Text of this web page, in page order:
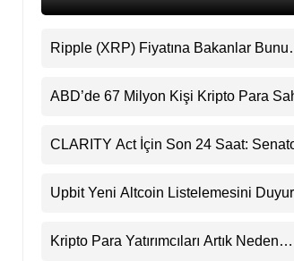
Ripple (XRP) Fiyatına Bakanlar Bunu
Uyarı
ABD’de 67 Milyon Kişi Kripto Para
CLARITY Act İçin Son 24 Saat:
Beklentisini Bozabilir
Upbit Yeni Altcoin Listelemesini
Görecek
Kripto Para Yatırımcıları Artık Neden